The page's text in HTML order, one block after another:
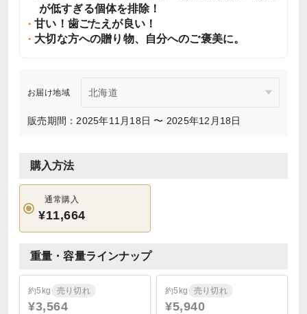
が低すぎる個体を排除！
甘い！歯ごたえが良い！
大切な方への贈り物、自分へのご褒美に。
お届け地域
販売期間：2025年11月18日 〜 2025年12月18日
購入方法
通常購入
¥11,664
重量・容量ラインナップ
約5kg 売り切れ
¥3,564
約5kg 売り切れ
¥5,940